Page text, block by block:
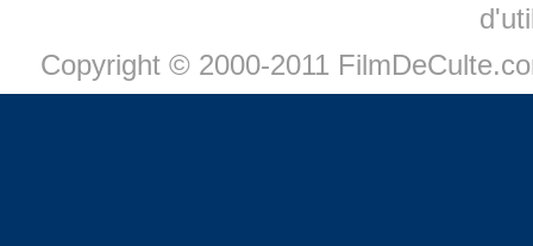
Copyright © 2000-2011